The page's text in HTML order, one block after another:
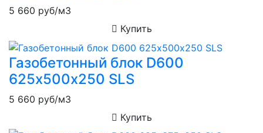
5 660 руб/м3
Купить
Газобетонный блок D600
625х500х250 SLS
5 660 руб/м3
Купить